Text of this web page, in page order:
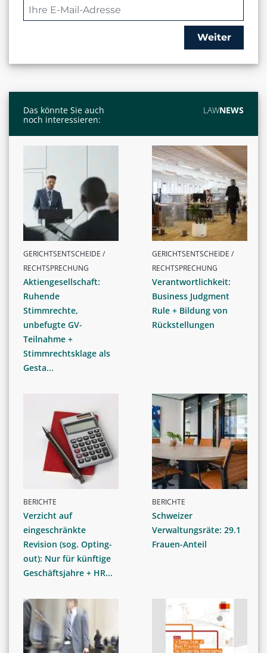
Weiter
Das könnte Sie auch
noch interessieren:
LAWNEWS
GERICHTSENTSCHEIDE /
RECHTSPRECHUNG
Aktiengesellschaft:
Ruhende
Stimmrechte,
unbefugte GV-
Teilnahme +
Stimmrechtsklage als
Gesta...
GERICHTSENTSCHEIDE /
RECHTSPRECHUNG
Verantwortlichkeit:
Business Judgment
Rule + Bildung von
Rückstellungen
BERICHTE
Verzicht auf
eingeschränkte
Revision (sog. Opting-
out): Nur für künftige
Geschäftsjahre + HR...
BERICHTE
Schweizer
Verwaltungsräte: 29.1
Frauen-Anteil